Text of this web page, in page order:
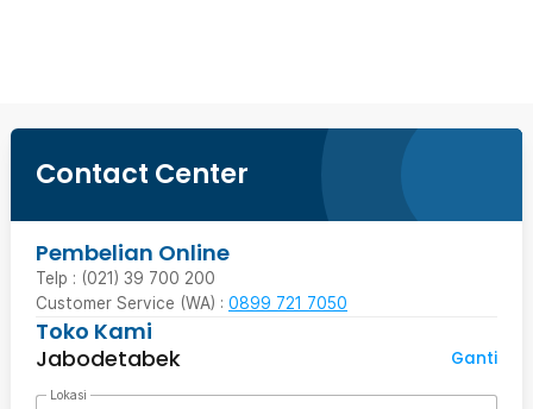
Contact Center
Pembelian Online
Telp : (021) 39 700 200
Customer Service (WA) : 0899 721 7050
Toko Kami
Jabodetabek
Ganti
Lokasi